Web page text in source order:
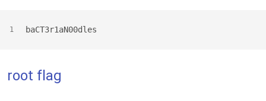
1 baCT3r1aN00dles
root flag